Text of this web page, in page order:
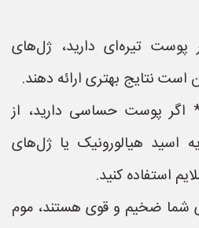
تیره‌ای دارید، ژل‌های
نتایج بهتری ارائه دهند.
پوست حساسی دارید، از
اسید هیالورونیک یا ژل‌های
استفاده کنید.
شما ضخیم و قوی هستند، موم